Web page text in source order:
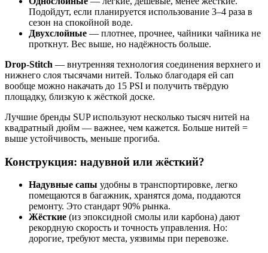
Подойдут, если планируется использование 3–4 раза в
сезон на спокойной воде.
Двухслойные — плотнее, прочнее, чайники чайника не
проткнут. Вес выше, но надёжность больше.
Drop-Stitch — внутренняя технология соединения верхнего и
нижнего слоя тысячами нитей. Только благодаря ей сап
вообще можно накачать до 15 PSI и получить твёрдую
площадку, близкую к жёсткой доске.
Лучшие бренды SUP используют несколько тысяч нитей на
квадратный дюйм — важнее, чем кажется. Больше нитей =
выше устойчивость, меньше прогиба.
Конструкция: надувной или жёсткий?
Надувные сапы удобны в транспортировке, легко
помещаются в багажник, хранятся дома, поддаются
ремонту. Это стандарт 90% рынка.
Жёсткие (из эпоксидной смолы или карбона) дают
рекордную скорость и точность управления. Но:
дорогие, требуют места, уязвимы при перевозке.